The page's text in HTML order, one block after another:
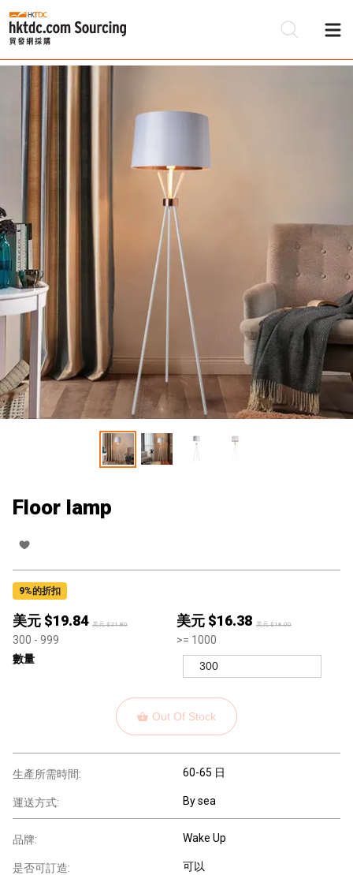
Floor lamp
9%的折扣
美元 $19.84 美元 $21.80
300 - 999
美元 $16.38 美元 $18.00
>= 1000
數量
Out Of Stock
生產所需時間: 60-65 日
運送方式: By sea
品牌: Wake Up
是否可訂造: 可以